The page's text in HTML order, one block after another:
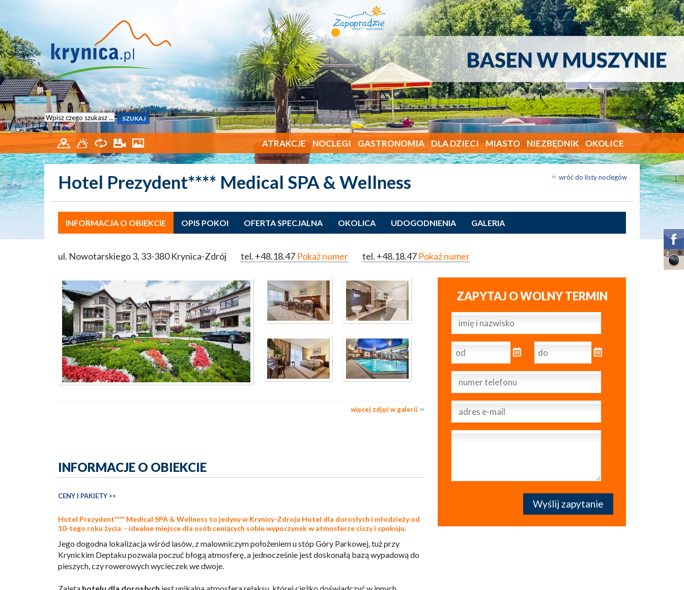
EN
ATRAKCJE NOCLEGI GASTRONOMIA DLA DZIECI MIASTO NIEZBĘDNIK OKOLICE
wróć do listy noclegów
Hotel Prezydent**** Medical SPA & Wellness
INFORMACJA O OBIEKCIE OPIS POKOI OFERTA SPECJALNA OKOLICA UDOGODNIENIA GALERIA
ul. Nowotarskiego 3, 33-380 Krynica-Zdrój tel. +48.18.47 Pokaż numer tel. +48.18.47 Pokaż numer
więcej zdjęć w galerii
INFORMACJE O OBIEKCIE
CENY I PAKIETY >>
Hotel Prezydent**** Medical SPA & Wellness to jedyny w Krynicy-Zdroju Hotel dla dorosłych i młodzieży od
10-tego roku życia - idealne miejsce dla osób ceniących sobie wypoczynek w atmosferze ciszy i spokoju.
Jego dogodna lokalizacja wśród lasów, z malowniczym położeniem u stóp Góry Parkowej, tuż przy
Krynickim Deptaku pozwala poczuć błogą atmosferę, a jednocześnie jest doskonałą bazą wypadową do
pieszych, czy rowerowych wycieczek we dwoje.
ZAPYTAJ O WOLNY TERMIN